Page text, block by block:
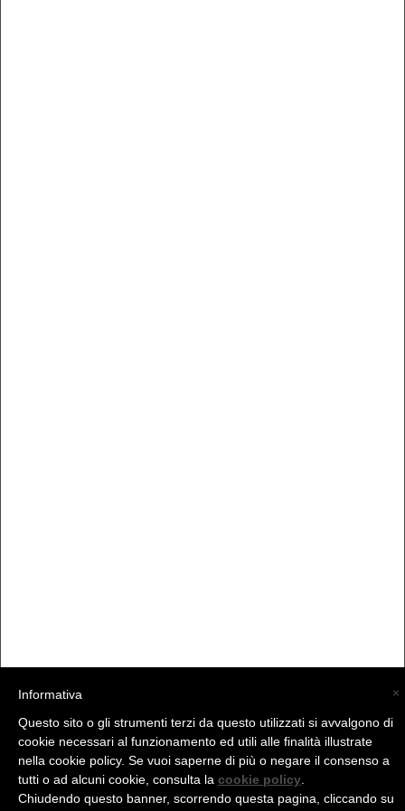
(C) La Valtellina - info@la-valtellina.com -
×
Informativa
Questo sito o gli strumenti terzi da questo utilizzati si avvalgono di
cookie necessari al funzionamento ed utili alle finalità illustrate
nella cookie policy. Se vuoi saperne di più o negare il consenso a
tutti o ad alcuni cookie, consulta la cookie policy
Chiudendo questo banner, scorrendo questa pagina, cliccando su